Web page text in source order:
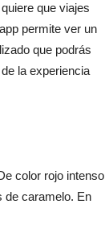
que viajes
permite ver un
que podrás
la experiencia
color rojo intenso
de caramelo. En